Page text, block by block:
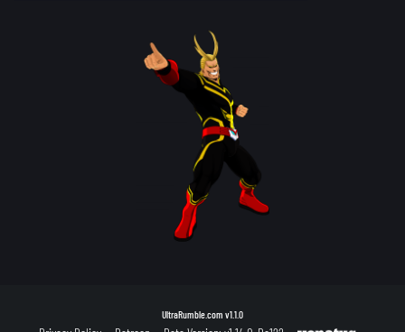
UltraRumble.com v1.1.0